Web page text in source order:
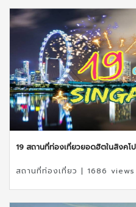
19 สถานที่ท่องเที่ยวยอดฮิตในสิงคโ
สถานที่ท่องเที่ยว | 1686